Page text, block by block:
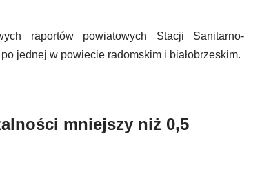
raportów powiatowych Stacji Sanitarno-
jednej w powiecie radomskim i białobrzeskim.
mniejszy niż 0,5